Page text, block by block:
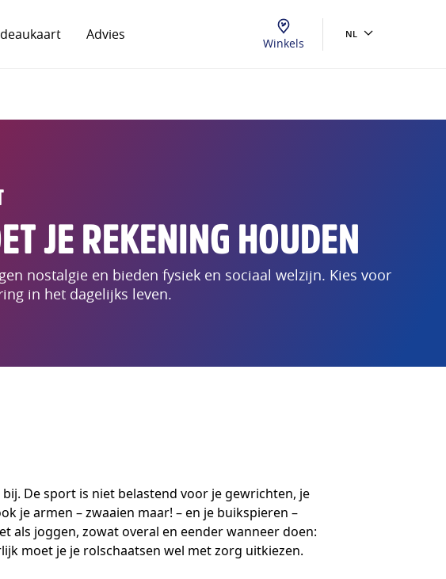
Advies Winkels
NL
JE REKENING HOUDEN
nostalgie en bieden fysiek en sociaal welzijn. Kies voor
in het dagelijks leven.
De sport is niet belastend voor je gewrichten, je
je armen – zwaaien maar! – en je buikspieren –
als joggen, zowat overal en eender wanneer doen:
moet je je rolschaatsen wel met zorg uitkiezen.